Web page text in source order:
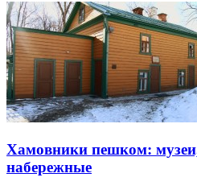
Хамовники пешком:
набережные